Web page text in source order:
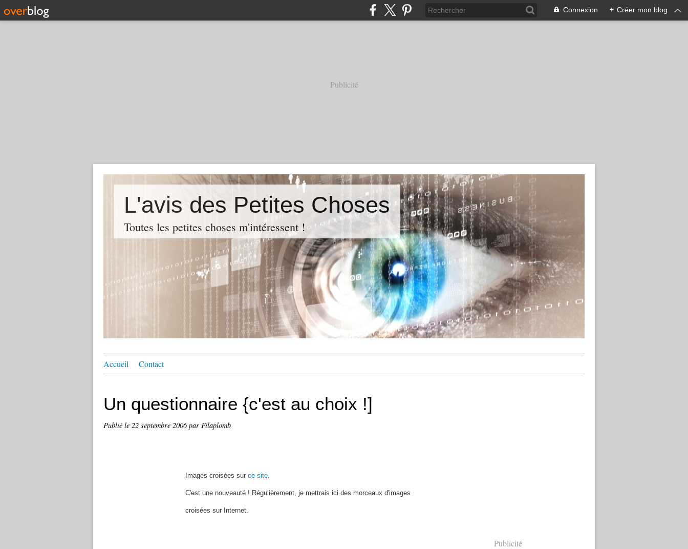
Connexion + Créer mon blog
Publicité
L'avis des Petites Choses
Toutes les petites choses m'intéressent !
Accueil Contact
Un questionnaire {c'est au choix !]
Publié le 22 septembre 2006par Filaplomb
Images croisées sur ce site.
C'est une nouveauté ! Régulièrement, je mettrais ici des morceaux d'images
croisées sur Internet.
Publicité